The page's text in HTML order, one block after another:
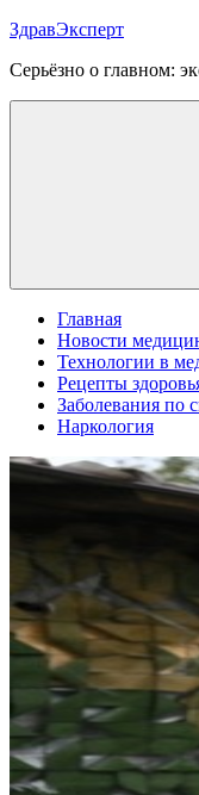
Перейти
содержимому
ЗдравЭксперт
Серьёзно о главном:
Главная
Новости
Технологии в
Рецепты
Заболевания по
Наркология